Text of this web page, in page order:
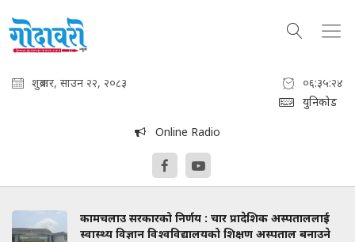
शुक्रबार, साउन २२, २०८३
०६:३५:२५
युनिकोड
Online Radio
कामचलाउ सरकारको निर्णय : चार प्रादेशिक अस्पताललाई
स्वास्थ्य विज्ञान विश्वविद्यालयको शिक्षण अस्पताल बनाउने